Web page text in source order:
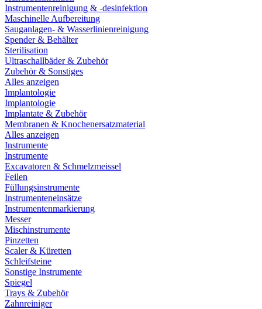
Instrumentenreinigung & -desinfektion
Maschinelle Aufbereitung
Sauganlagen- & Wasserlinienreinigung
Spender & Behälter
Sterilisation
Ultraschallbäder & Zubehör
Zubehör & Sonstiges
Alles anzeigen
Implantologie
Implantologie
Implantate & Zubehör
Membranen & Knochenersatzmaterial
Alles anzeigen
Instrumente
Instrumente
Excavatoren & Schmelzmeissel
Feilen
Füllungsinstrumente
Instrumenteneinsätze
Instrumentenmarkierung
Messer
Mischinstrumente
Pinzetten
Scaler & Küretten
Schleifsteine
Sonstige Instrumente
Spiegel
Trays & Zubehör
Zahnreiniger